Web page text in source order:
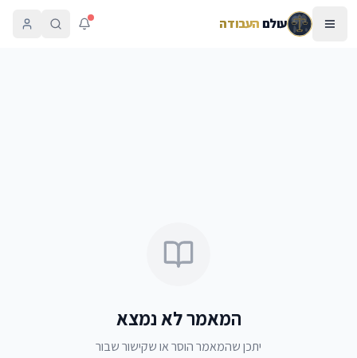
עולםהעבודה
המאמר לא נמצא
יתכן שהמאמר הוסר או שקישור שבור